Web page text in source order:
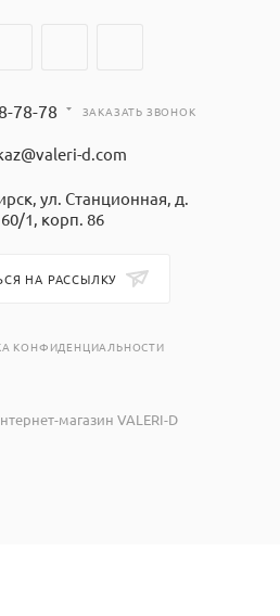
78-78 ЗАКАЗАТЬ ЗВОНОК
d.com
ул. Станционная, д.
60/1, корп. 86
НА РАССЫЛКУ
КОНФИДЕНЦИАЛЬНОСТИ
магазин VALERI-D